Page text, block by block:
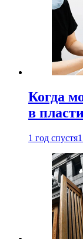
Когда
в
1 год спустя